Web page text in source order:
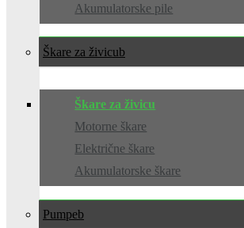
Akumulatorske pile
Škare za živicu
Škare za živicu
Motorne škare
Električne škare
Akumulatorske škare
Pumpe